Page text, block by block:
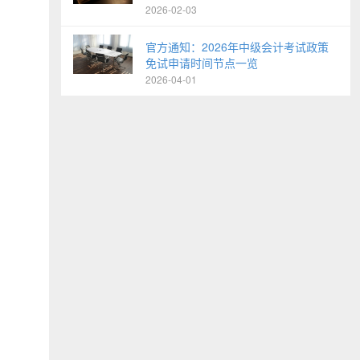
2026-02-03
官方通知：2026年中级会计考试政策
免试申请时间节点一览
2026-04-01